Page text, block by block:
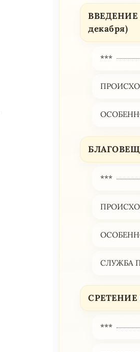
ВВЕДЕНИЕ
декабря)
***
***
СЛУЖБА
СРЕТЕНИЕ
***